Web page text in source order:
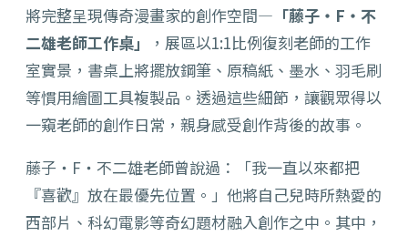
將完整呈現傳奇漫畫家的創作空間— 「藤子・F・不
二雄老師工作桌」
，展區以1:1比例復刻老師的工作
室實景，書桌上將擺放鋼筆、原稿紙、墨水、羽毛刷
等慣用繪圖工具複製品。透過這些細節，讓觀眾得以
一窺老師的創作日常，親身感受創作背後的故事。
藤子・F・不二雄老師曾說過：「我一直以來都把
『喜歡』放在最優先位置。」他將自己兒時所熱愛的
西部片、科幻電影等奇幻題材融入創作之中。其中，